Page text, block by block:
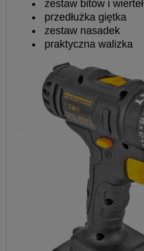
zestaw bitów i wierteł
przedłużka giętka
zestaw nasadek
praktyczna walizka